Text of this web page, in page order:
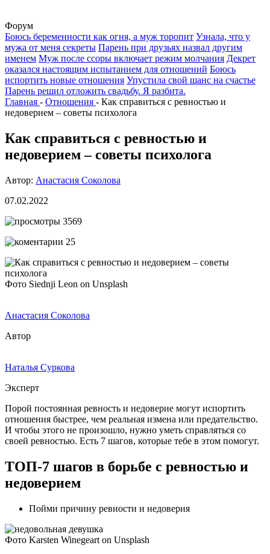
Форум
Боюсь беременности как огня, а муж торопит Узнала, что у
мужа от меня секреты Парень при друзьях назвал другим
именем Муж после ссоры включает режим молчания Декрет
оказался настоящим испытанием для отношений Боюсь
испортить новые отношения Упустила свой шанс на счастье
Парень решил отложить свадьбу. Я разбита.
Главная - Отношения - Как справиться с ревностью и
недоверием – советы психолога
Как справиться с ревностью и
недоверием – советы психолога
Автор: Анастасия Соколова
07.02.2022
3569
25
Фото Siednji Leon on Unsplash
Анастасия Соколова
Автор
Наталья Суркова
Эксперт
Порой постоянная ревность и недоверие могут испортить
отношения быстрее, чем реальная измена или предательство.
И чтобы этого не произошло, нужно уметь справляться со
своей ревностью. Есть 7 шагов, которые тебе в этом помогут.
ТОП-7 шагов в борьбе с ревностью и
недоверием
Пойми причину ревности и недоверия
Фото Karsten Winegeart on Unsplash